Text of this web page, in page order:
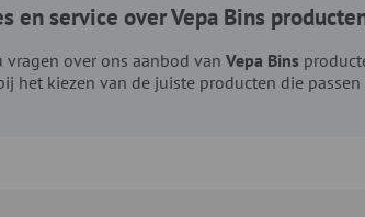
en service over Vepa Bins
vragen over ons aanbod van Vepa Bins
het kiezen van de juiste producten die